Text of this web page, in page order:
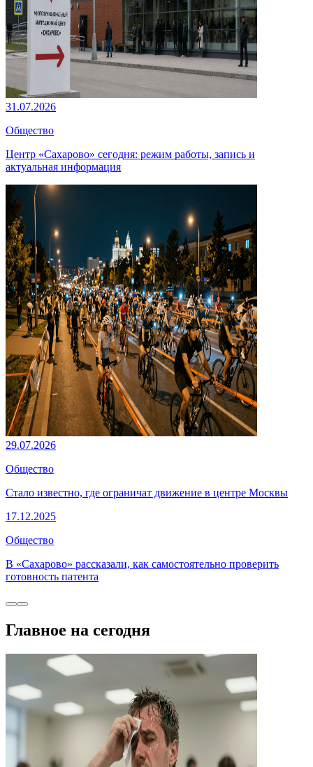
31.07.2026
Общество
Центр «Сахарово» сегодня: режим работы, запись и
актуальная информация
29.07.2026
Общество
Стало известно, где ограничат движение в центре Москвы
17.12.2025
Общество
В «Сахарово» рассказали, как самостоятельно проверить
готовность патента
Главное на сегодня